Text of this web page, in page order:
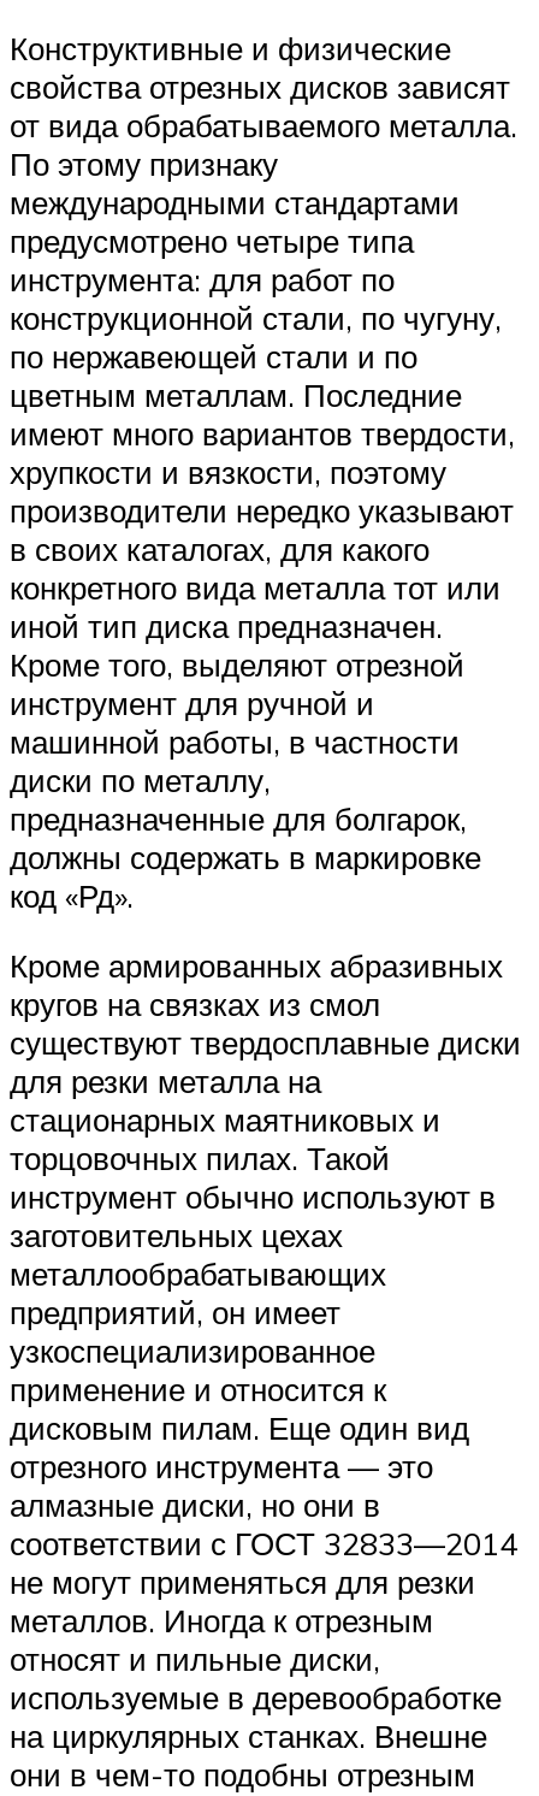
Конструктивные и физические
свойства отрезных дисков зависят
от вида обрабатываемого металла.
По этому признаку
международными стандартами
предусмотрено четыре типа
инструмента: для работ по
конструкционной стали, по чугуну,
по нержавеющей стали и по
цветным металлам. Последние
имеют много вариантов твердости,
хрупкости и вязкости, поэтому
производители нередко указывают
в своих каталогах, для какого
конкретного вида металла тот или
иной тип диска предназначен.
Кроме того, выделяют отрезной
инструмент для ручной и
машинной работы, в частности
диски по металлу,
предназначенные для болгарок,
должны содержать в маркировке
код «Рд».
Кроме армированных абразивных
кругов на связках из смол
существуют твердосплавные диски
для резки металла на
стационарных маятниковых и
торцовочных пилах. Такой
инструмент обычно используют в
заготовительных цехах
металлообрабатывающих
предприятий, он имеет
узкоспециализированное
применение и относится к
дисковым пилам. Еще один вид
отрезного инструмента — это
алмазные диски, но они в
соответствии с ГОСТ 32833—2014
не могут применяться для резки
металлов. Иногда к отрезным
относят и пильные диски,
используемые в деревообработке
на циркулярных станках. Внешне
они в чем-то подобны отрезным